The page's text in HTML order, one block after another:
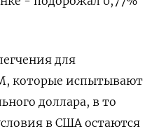
для
которые испытывают
доллара, в то
в США остаются